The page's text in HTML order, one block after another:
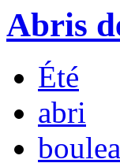
Abris
Été
abri